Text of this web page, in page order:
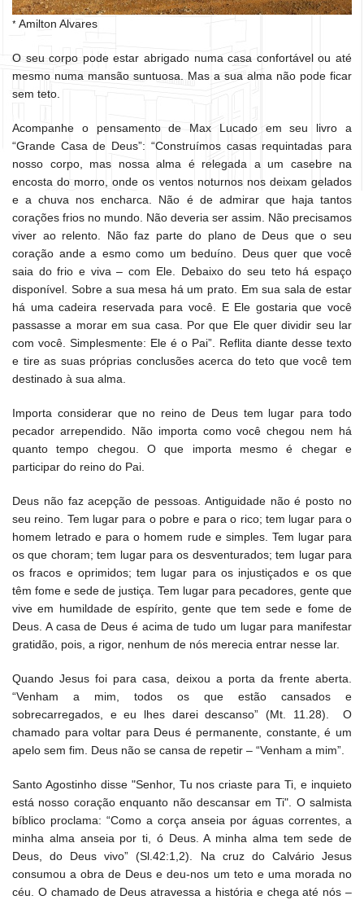
* Amilton Alvares
O seu corpo pode estar abrigado numa casa confortável ou até
mesmo numa mansão suntuosa. Mas a sua alma não pode ficar
sem teto.
Acompanhe o pensamento de Max Lucado em seu livro a
“Grande Casa de Deus”: “Construímos casas requintadas para
nosso corpo, mas nossa alma é relegada a um casebre na
encosta do morro, onde os ventos noturnos nos deixam gelados
e a chuva nos encharca. Não é de admirar que haja tantos
corações frios no mundo. Não deveria ser assim. Não precisamos
viver ao relento. Não faz parte do plano de Deus que o seu
coração ande a esmo como um beduíno. Deus quer que você
saia do frio e viva – com Ele. Debaixo do seu teto há espaço
disponível. Sobre a sua mesa há um prato. Em sua sala de estar
há uma cadeira reservada para você. E Ele gostaria que você
passasse a morar em sua casa. Por que Ele quer dividir seu lar
com você. Simplesmente: Ele é o Pai”. Reflita diante desse texto
e tire as suas próprias conclusões acerca do teto que você tem
destinado à sua alma.
Importa considerar que no reino de Deus tem lugar para todo
pecador arrependido. Não importa como você chegou nem há
quanto tempo chegou. O que importa mesmo é chegar e
participar do reino do Pai.
Deus não faz acepção de pessoas. Antiguidade não é posto no
seu reino. Tem lugar para o pobre e para o rico; tem lugar para o
homem letrado e para o homem rude e simples. Tem lugar para
os que choram; tem lugar para os desventurados; tem lugar para
os fracos e oprimidos; tem lugar para os injustiçados e os que
têm fome e sede de justiça. Tem lugar para pecadores, gente que
vive em humildade de espírito, gente que tem sede e fome de
Deus. A casa de Deus é acima de tudo um lugar para manifestar
gratidão, pois, a rigor, nenhum de nós merecia entrar nesse lar.
Quando Jesus foi para casa, deixou a porta da frente aberta.
“Venham a mim, todos os que estão cansados e
sobrecarregados, e eu lhes darei descanso” (Mt. 11.28). O
chamado para voltar para Deus é permanente, constante, é um
apelo sem fim. Deus não se cansa de repetir – “Venham a mim”.
Santo Agostinho disse "Senhor, Tu nos criaste para Ti, e inquieto
está nosso coração enquanto não descansar em Ti". O salmista
bíblico proclama: “Como a corça anseia por águas correntes, a
minha alma anseia por ti, ó Deus. A minha alma tem sede de
Deus, do Deus vivo” (Sl.42:1,2). Na cruz do Calvário Jesus
consumou a obra de Deus e deu-nos um teto e uma morada no
céu. O chamado de Deus atravessa a história e chega até nós –